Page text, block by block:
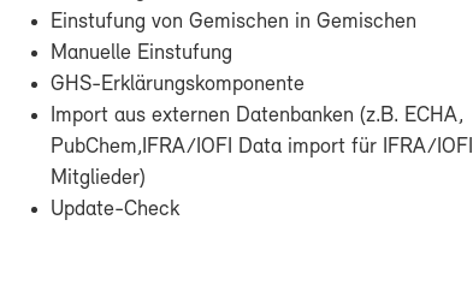
Ein­stu­fung von Ge­mi­schen in Ge­mi­schen
Ma­nu­el­le Ein­stu­fung
GHS-​Erklärungskomponente
Im­port aus ex­ter­nen Da­ten­ban­ken (z.B. ECHA,
Pub­Chem,IF­RA/IO­FI Da­ta im­port für IF­RA/IO­FI
Mit­glie­der)
Update-​Check